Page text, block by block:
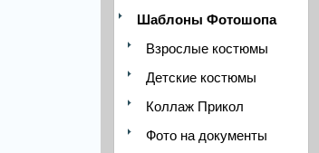
Шаблоны Фотошопа
Взрослые костюмы
Детские костюмы
Коллаж Прикол
Фото на документы